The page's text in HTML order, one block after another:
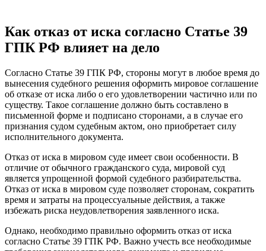
Как отказ от иска согласно Статье 39
ГПК РФ влияет на дело
Согласно Статье 39 ГПК РФ, стороны могут в любое время до
вынесения судебного решения оформить мировое соглашение
об отказе от иска либо о его удовлетворении частично или по
существу. Такое соглашение должно быть составлено в
письменной форме и подписано сторонами, а в случае его
признания судом судебным актом, оно приобретает силу
исполнительного документа.
Отказ от иска в мировом суде имеет свои особенности. В
отличие от обычного гражданского суда, мировой суд
является упрощенной формой судебного разбирательства.
Отказ от иска в мировом суде позволяет сторонам, сократить
время и затраты на процессуальные действия, а также
избежать риска неудовлетворения заявленного иска.
Однако, необходимо правильно оформить отказ от иска
согласно Статье 39 ГПК РФ. Важно учесть все необходимые